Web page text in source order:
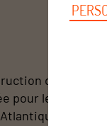
d'un
pour le parking